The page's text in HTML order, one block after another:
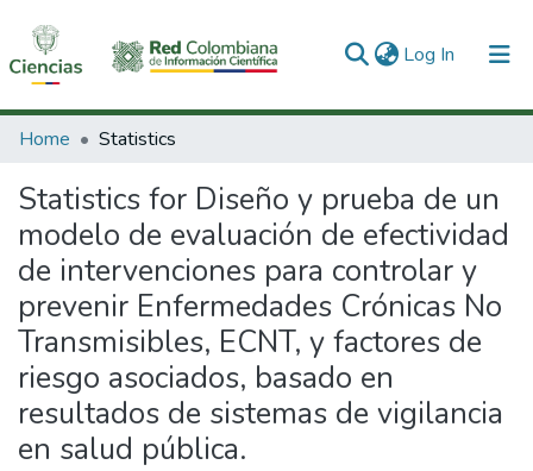
Log In (current)
Communities & Collections
All of DSpace
Home Statistics
Statistics for Diseño y prueba de un
modelo de evaluación de efectividad
de intervenciones para controlar y
prevenir Enfermedades Crónicas No
Transmisibles, ECNT, y factores de
riesgo asociados, basado en
resultados de sistemas de vigilancia
en salud pública.